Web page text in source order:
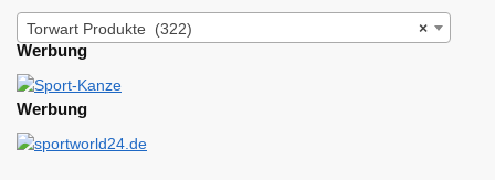
×
Torwart Produkte (322)
Werbung
Werbung